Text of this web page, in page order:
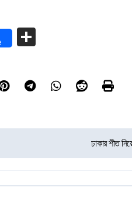
ঢাকার শীত